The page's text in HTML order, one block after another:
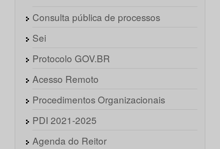
Consulta pública de processos
Sei
Protocolo GOV.BR
Acesso Remoto
Procedimentos Organizacionais
PDI 2021-2025
Agenda do Reitor